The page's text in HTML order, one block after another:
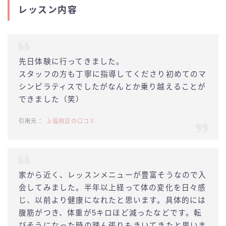
レッスン内容
先日体験に行ってきました。
スタッフの方も丁寧に指導してくださり初めてのマ
シンピラティスでしたがなんとか乗り越えることが
できました（笑）
上福岡店の口コミ
家から近く、レッスンメニューが豊富そうなので入
会してみました。半年以上経って体の変化を日々感
じ、以前より健康になれたと思います。具体的には
腹筋がつき、体重が5キロほど減ったなどです。転